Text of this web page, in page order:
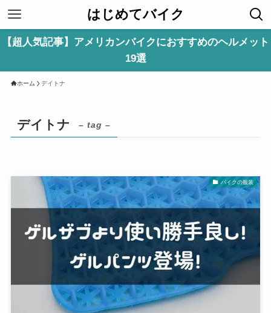
はじめてバイク
【超人気記事】アメリカンバイクにおすすめのヘルメット
19選
ホーム デイトナ
デイトナ – tag –
バイクの服装